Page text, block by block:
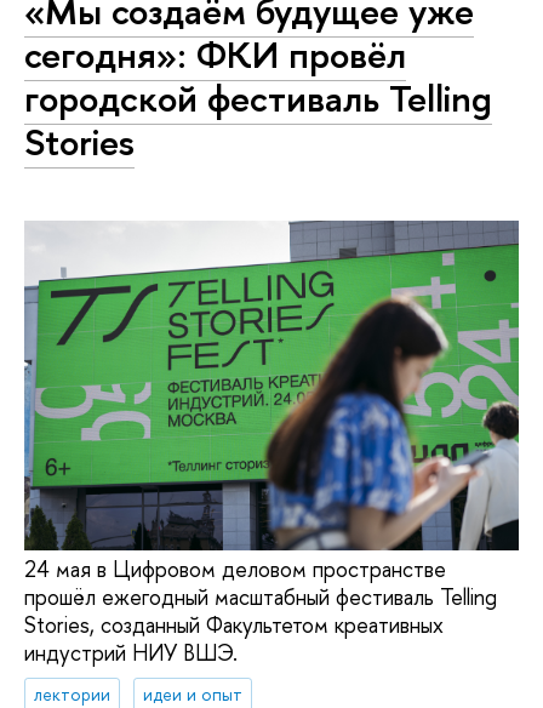
«Мы создаём будущее уже
сегодня»: ФКИ провёл
городской фестиваль Telling
Stories
24 мая в Цифровом деловом пространстве
прошёл ежегодный масштабный фестиваль Telling
Stories, созданный Факультетом креативных
индустрий НИУ ВШЭ.
лектории
идеи и опыт